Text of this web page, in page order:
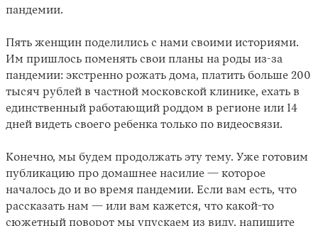
пандемии.
Пять женщин поделились с нами своими историями.
Им пришлось поменять свои планы на роды из-за
пандемии: экстренно рожать дома, платить больше 200
тысяч рублей в частной московской клинике, ехать в
единственный работающий роддом в регионе или 14
дней видеть своего ребенка только по видеосвязи.
Конечно, мы будем продолжать эту тему. Уже готовим
публикацию про домашнее насилие — которое
началось до и во время пандемии. Если вам есть, что
рассказать нам — или вам кажется, что какой-то
сюжетный поворот мы упускаем из виду, напишите